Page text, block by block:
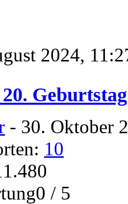
2024,
- 30. Oktober
10
/ 5